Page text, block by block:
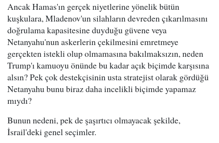
Ancak Hamas'ın gerçek niyetlerine yönelik bütün
kuşkulara, Mladenov'un silahların devreden çıkarılmasını
doğrulama kapasitesine duyduğu güvene veya
Netanyahu'nun askerlerin çekilmesini emretmeye
gerçekten istekli olup olmamasına bakılmaksızın, neden
Trump'ı kamuoyu önünde bu kadar açık biçimde karşısına
alsın? Pek çok destekçisinin usta stratejist olarak gördüğü
Netanyahu bunu biraz daha incelikli biçimde yapamaz
mıydı?
Bunun nedeni, pek de şaşırtıcı olmayacak şekilde,
İsrail'deki genel seçimler.